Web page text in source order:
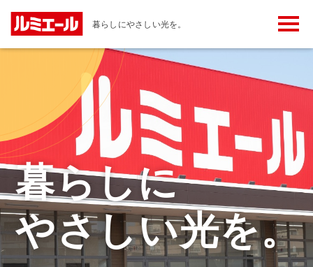
暮らしにやさしい光を。
メ
ニ
ー
ン
暮らしに
やさしい光を。